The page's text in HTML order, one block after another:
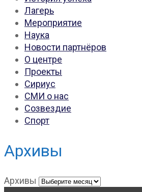
Лагерь
Мероприятие
Наука
Новости партнёров
О центре
Проекты
Сириус
СМИ о нас
Созвездие
Спорт
Архивы
Архивы